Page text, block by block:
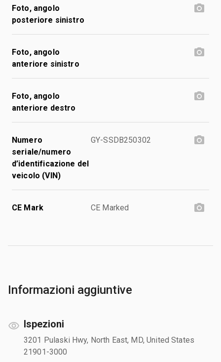
Foto, angolo
posteriore sinistro
Foto, angolo
anteriore sinistro
Foto, angolo
anteriore destro
Numero
seriale/numero
d’identificazione del
veicolo (VIN)
GY-SSDB250302
CE Mark CE Marked
Informazioni aggiuntive
Ispezioni
3201 Pulaski Hwy, North East, MD, United States
21901-3000